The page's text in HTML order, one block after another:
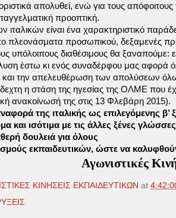
απολυθεί, ενώ για τους
προοπτική.
ιταλικών είναι ένα χαρακτηριστικό
πλεονάσματα προσωπικού, δεξαμενές
υπόλοιπους διαθέσιμους θα ξαναπούμε:
έστω κι ενός συναδέρφου μας αφορά
και την απελευθέρωση των απολύσεων
η στάση της ηγεσίας της ΟΛΜΕ που
ανακοίνωσή της στις 13 Φλεβάρη 2015).
της ιταλικής ως επιλεγόμενης
και ισότιμα με τις άλλες ξένες
δουλειά για όλους
εκπαιδευτικών, ώστε να
Αγωνιστικές
ΚΙΝΗΣΕΙΣ ΕΚΠΑΙΔΕΥΤΙΚΩΝ at